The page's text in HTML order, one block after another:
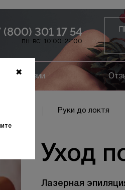
✖
(800) 301 17 54
пн-вс: 10:00-22:00
Лицензии
Руки до локтя
Уход
Лазерная